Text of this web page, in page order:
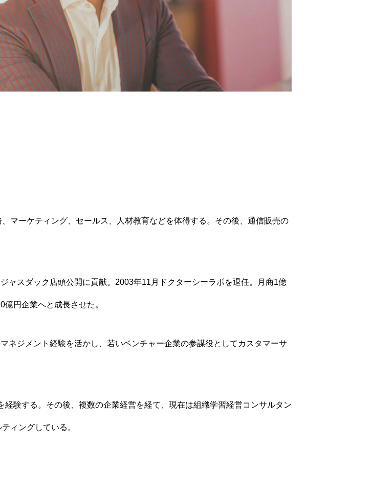
マーケティング、セールス、人材教育などを体得する。その後、通信販売の
ャスダック店頭公開に貢献。2003年11月ドクターシーラボを退任。月商1億
円企業へと成長させた。
ネジメント経験を活かし、若いベンチャー企業の参謀役としてカスタマーサ
験する。その後、複数の企業経営を経て、現在は組織学習経営コンサルタン
ィングしている。